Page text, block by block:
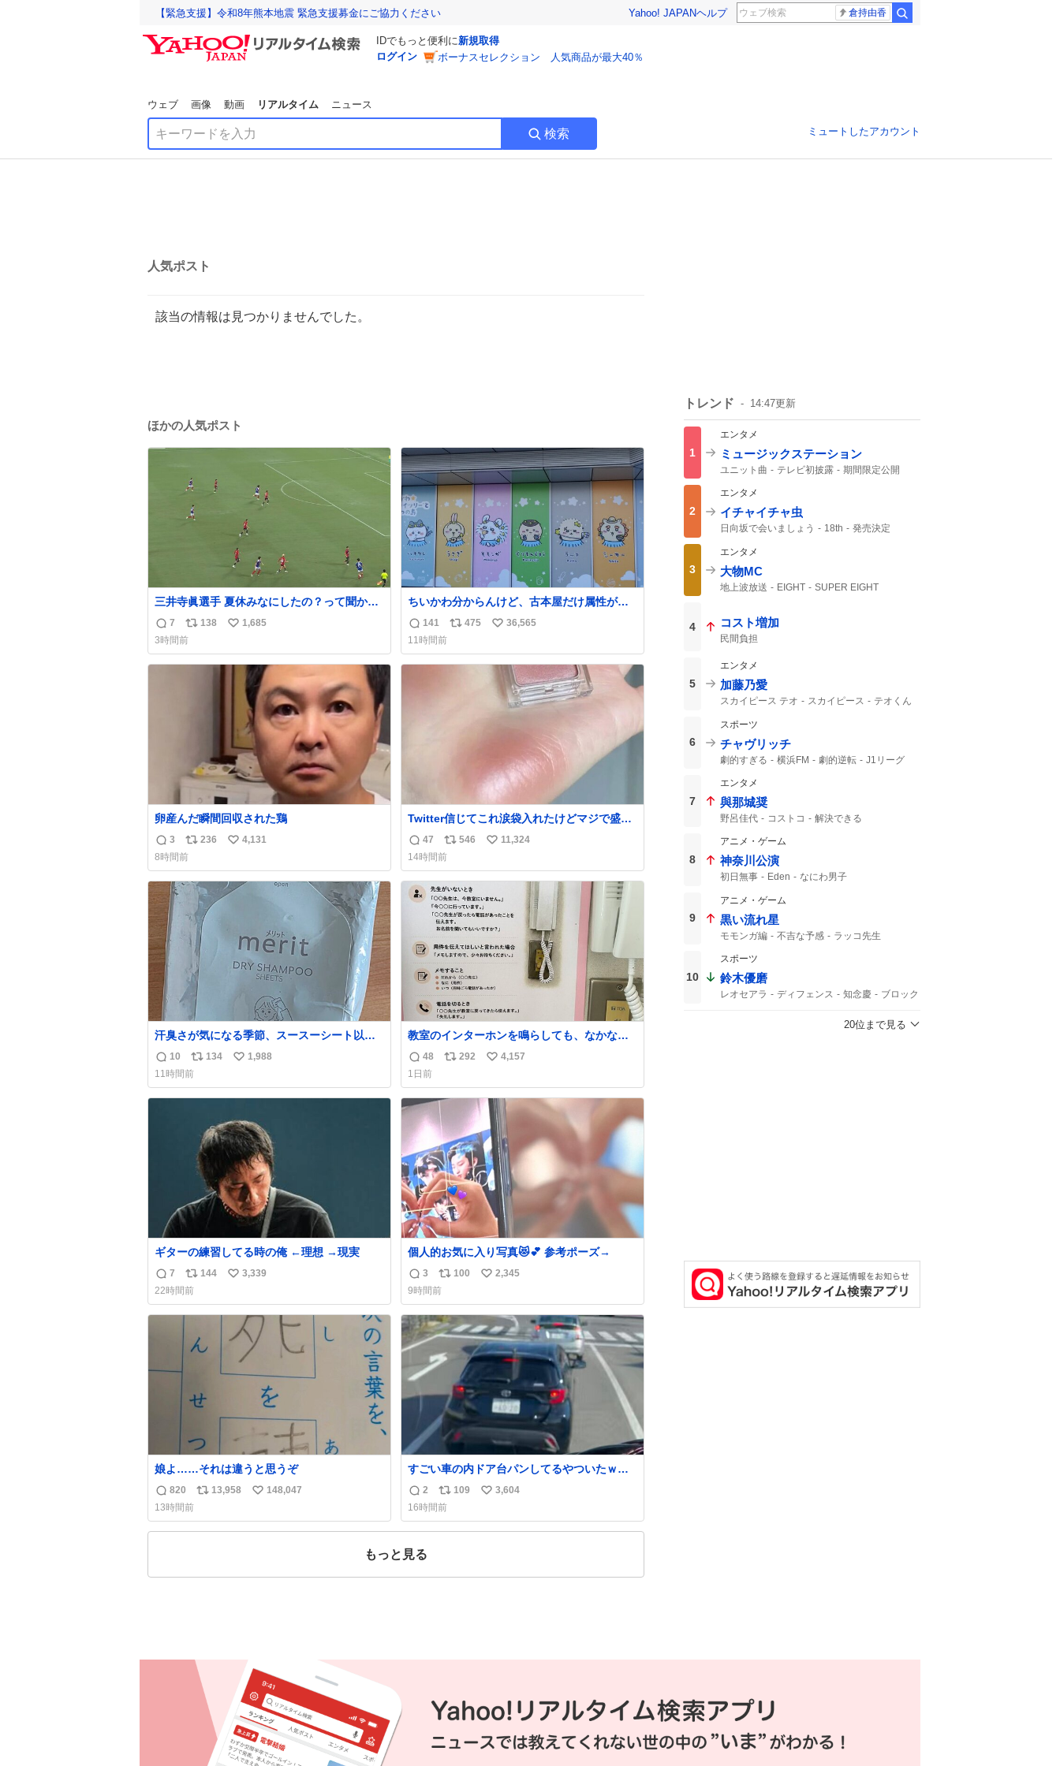
【緊急支援】令和8年熊本地震 緊急支援募金にご協力ください Yahoo! JAPANヘルプ 倉持由香
IDでもっと便利に新規取得
ログイン
ボーナスセレクション 人気商品が最大40％
ウェブ 画像 動画 リアルタイム ニュース
検索 ミュートしたアカウント
人気ポスト
該当の情報は見つかりませんでした。
ほかの人気ポスト
三井寺眞選手 夏休みなにしたの？って聞かれ
て「国立競技場でオープニングゴール決めた
よ」と答えられるの強すぎる
返
信
数
7
リ
ポ
ス
138
い
ね
1,685
3時間前
ちいかわ分からんけど、古本屋だけ属性が名
前になってるのはどういうこと？
返
信
数
141
リ
ス
475
い
ね
36,565
11時間前
卵産んだ瞬間回収された鶏
返
信
数
3
リ
ポ
ス
数
236
い
ね
数
4,131
8時間前
Twitter信じてこれ涙袋入れたけどマジで盛れ
た…ありがとう…
返
信
数
47
リ
ポ
ス
ト
数
546
い
ね
数
11,324
14時間前
汗臭さが気になる季節、スースーシート以外
だと、これがとにかくスッキリする。2年くら
い前に #生活は踊る で紹介したやつ。おじさ
んにもおばさんにもオススメだ。ドラストに
売ってるぞ。ドライシャンプーって書いてあ
首筋がんがん拭いて汗臭不安を解消。
返
信
数
10
リ
ポ
ス
134
い
ね
1,988
11時間前
教室のインターホンを鳴らしても、なかなか
誰も出ないことがあります…。 もしかすると
「電話の出方」に困っているのかもしれませ
ん。 そこで「何を話せばいいか」が見える手
引きを用意して、安心して電話に出られるよ
うにします。 インターホンの応対も大切なコ
ミュニケーションの学びです。
返
信
数
48
リ
ス
数
292
い
ね
数
4,157
1日前
ギターの練習してる時の俺 ←理想 →現実
返
信
数
7
リ
ポ
ス
数
144
い
ね
数
3,339
22時間前
個人的お気に入り写真😻💕 参考ポーズ→
返
信
数
3
リ
ポ
ス
ト
100
い
ね
数
2,345
9時間前
娘よ……それは違うと思うぞ
返
信
数
820
リ
ス
13,958
い
ね
148,047
13時間前
すごい車の内ドア台パンしてるやついたｗｗ
ｗｗｗｗｗｗｗｗｗｗｗｗ
返
信
数
2
リ
ポ
ス
109
い
ね
3,604
16時間前
もっと見る
トレンド 14:47更新
1
エンタメ
ミュージックステーション
ユニット曲 テレビ初披露
期間限定公開
2
エンタメ
イチャイチャ虫
日向坂で会いましょう 18th
発売決定
3
エンタメ
大物MC
地上波放送 EIGHT
SUPER EIGHT
4 コスト増加
民間負担
5
エンタメ
加藤乃愛
スカイピース テオ スカイピース
テオくん
6
スポーツ
チャヴリッチ
劇的すぎる 横浜FM 劇的逆転
J1リーグ
7
エンタメ
與那城奨
野呂佳代 コストコ 解決できる
8
アニメ・ゲーム
神奈川公演
初日無事 Eden なにわ男子
9
アニメ・ゲーム
黒い流れ星
モモンガ編 不吉な予感
ラッコ先生
10
スポーツ
鈴木優磨
レオセアラ ディフェンス 知念慶
ブロック
20位まで見る